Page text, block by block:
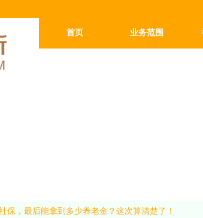
首页 业务范围
保，最后能拿到多少养老金？这次算清楚了！